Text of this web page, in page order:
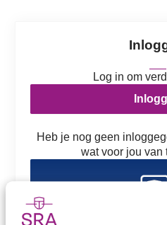
Log in om
Heb je nog geen
wat voor jou van